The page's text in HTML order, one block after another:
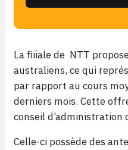
La fiiiale de NTT
australiens, ce qui
par rapport au cours
derniers mois. Cette
conseil d’administration
Celle-ci possède des